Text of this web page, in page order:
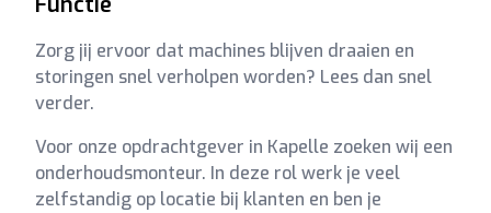
Zorg jij ervoor dat machines blijven draaien en
storingen snel verholpen worden? Lees dan snel
verder.
Voor onze opdrachtgever in Kapelle zoeken wij een
onderhoudsmonteur. In deze rol werk je veel
zelfstandig op locatie bij klanten en ben je